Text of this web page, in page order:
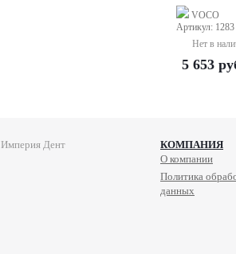
VOCO
Артикул: 1283
Нет в
5 653
Дент КОМПАНИЯ
О компании
Политика
данных